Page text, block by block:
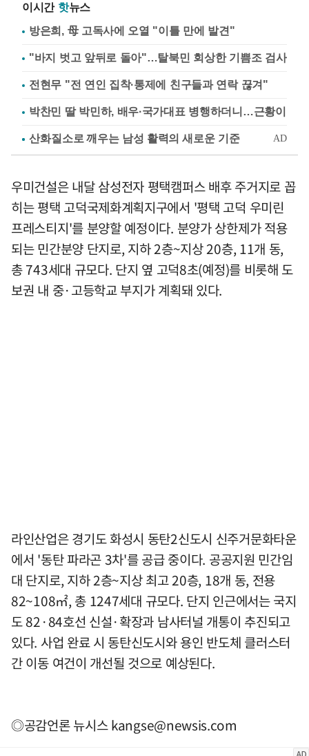
이시간 핫뉴스
방은희, 母 고독사에 오열 "이틀 만에 발견"
"바지 벗고 앞뒤로 돌아"…탈북민 회상한 기쁨조 검사
전현무 "전 연인 집착·통제에 친구들과 연락 끊겨"
박찬민 딸 박민하, 배우·국가대표 병행하더니…근황이
우미건설은 내달 삼성전자 평택캠퍼스 배후 주거지로 꼽
히는 평택 고덕국제화계획지구에서 '평택 고덕 우미린
프레스티지'를 분양할 예정이다. 분양가 상한제가 적용
되는 민간분양 단지로, 지하 2층~지상 20층, 11개 동,
총 743세대 규모다. 단지 옆 고덕8초(예정)를 비롯해 도
보권 내 중·고등학교 부지가 계획돼 있다.
라인산업은 경기도 화성시 동탄2신도시 신주거문화타운
에서 '동탄 파라곤 3차'를 공급 중이다. 공공지원 민간임
대 단지로, 지하 2층~지상 최고 20층, 18개 동, 전용
82~108㎡, 총 1247세대 규모다. 단지 인근에서는 국지
도 82·84호선 신설·확장과 남사터널 개통이 추진되고
있다. 사업 완료 시 동탄신도시와 용인 반도체 클러스터
간 이동 여건이 개선될 것으로 예상된다.
◎공감언론 뉴시스kangse@newsis.com